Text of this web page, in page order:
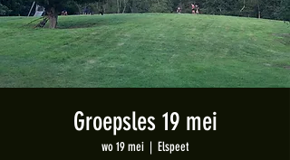
Groepsles 19 mei
wo 19 mei
  |
Elspeet